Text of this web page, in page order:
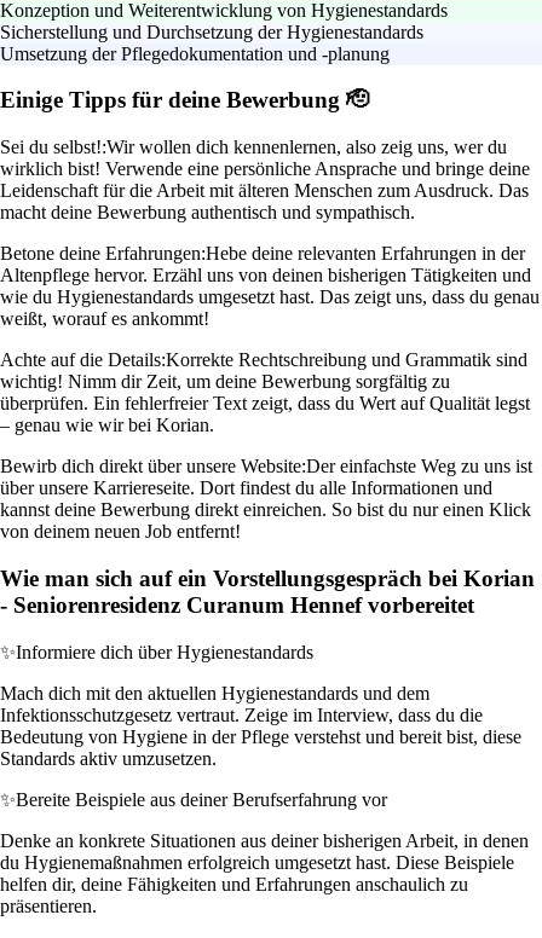
Konzeption und Weiterentwicklung von Hygienestandards
Sicherstellung und Durchsetzung der Hygienestandards
Umsetzung der Pflegedokumentation und -planung
Einige Tipps für deine Bewerbung 🫡
Sei du selbst!:Wir wollen dich kennenlernen, also zeig uns, wer du
wirklich bist! Verwende eine persönliche Ansprache und bringe deine
Leidenschaft für die Arbeit mit älteren Menschen zum Ausdruck. Das
macht deine Bewerbung authentisch und sympathisch.
Betone deine Erfahrungen:Hebe deine relevanten Erfahrungen in der
Altenpflege hervor. Erzähl uns von deinen bisherigen Tätigkeiten und
wie du Hygienestandards umgesetzt hast. Das zeigt uns, dass du genau
weißt, worauf es ankommt!
Achte auf die Details:Korrekte Rechtschreibung und Grammatik sind
wichtig! Nimm dir Zeit, um deine Bewerbung sorgfältig zu
überprüfen. Ein fehlerfreier Text zeigt, dass du Wert auf Qualität legst
– genau wie wir bei Korian.
Bewirb dich direkt über unsere Website:Der einfachste Weg zu uns ist
über unsere Karriereseite. Dort findest du alle Informationen und
kannst deine Bewerbung direkt einreichen. So bist du nur einen Klick
von deinem neuen Job entfernt!
Wie man sich auf ein Vorstellungsgespräch bei Korian
- Seniorenresidenz Curanum Hennef vorbereitet
✨Informiere dich über Hygienestandards
Mach dich mit den aktuellen Hygienestandards und dem
Infektionsschutzgesetz vertraut. Zeige im Interview, dass du die
Bedeutung von Hygiene in der Pflege verstehst und bereit bist, diese
Standards aktiv umzusetzen.
✨Bereite Beispiele aus deiner Berufserfahrung vor
Denke an konkrete Situationen aus deiner bisherigen Arbeit, in denen
du Hygienemaßnahmen erfolgreich umgesetzt hast. Diese Beispiele
helfen dir, deine Fähigkeiten und Erfahrungen anschaulich zu
präsentieren.